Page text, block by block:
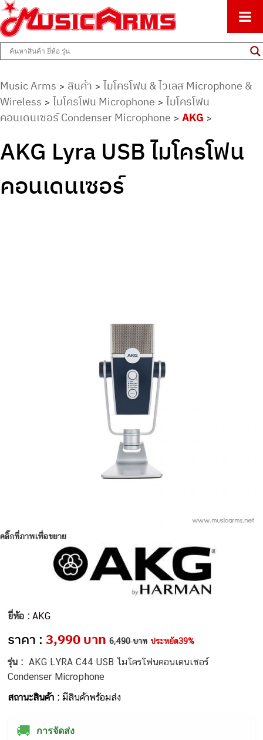
Music Arms
ศูนย์รวมครื่องดนตรีทุกชนิด ตั้งแต่เริ่มต้นถึงมืออาชีพ
Music Arms > สินค้า > ไมโครโฟน & ไวเลส Microphone &
Wireless > ไมโครโฟน Microphone > ไมโครโฟน
คอนเดนเซอร์ Condenser Microphone > AKG >
AKG Lyra USB ไมโครโฟน
คอนเดนเซอร์
คลิ๊กที่ภาพเพื่อขยาย
ยี่ห้อ :AKG
ราคา :3,990 บาท 6,490 บาท ประหยัด39%
รุ่น :AKG LYRA C44 USB ไมโครโฟนคอนเดนเซอร์
Condenser Microphone
สถานะสินค้า :มีสินค้าพร้อมส่ง
🚚 การจัดส่ง